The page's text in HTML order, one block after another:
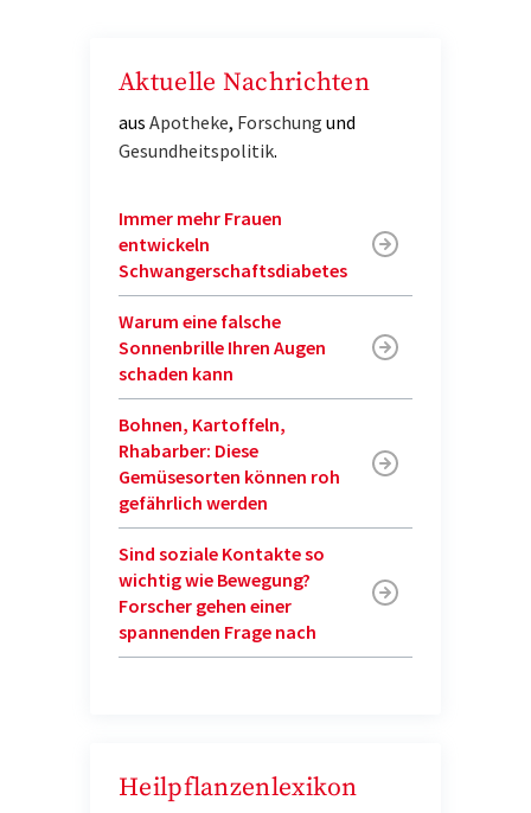
Aktuelle Nachrichten
aus Apotheke, Forschung und
Gesundheitspolitik.
Immer mehr Frauen
entwickeln
Schwangerschaftsdiabetes
Warum eine falsche
Sonnenbrille Ihren Augen
schaden kann
Bohnen, Kartoffeln,
Rhabarber: Diese
Gemüsesorten können roh
gefährlich werden
Sind soziale Kontakte so
wichtig wie Bewegung?
Forscher gehen einer
spannenden Frage nach
Heilpflanzenlexikon